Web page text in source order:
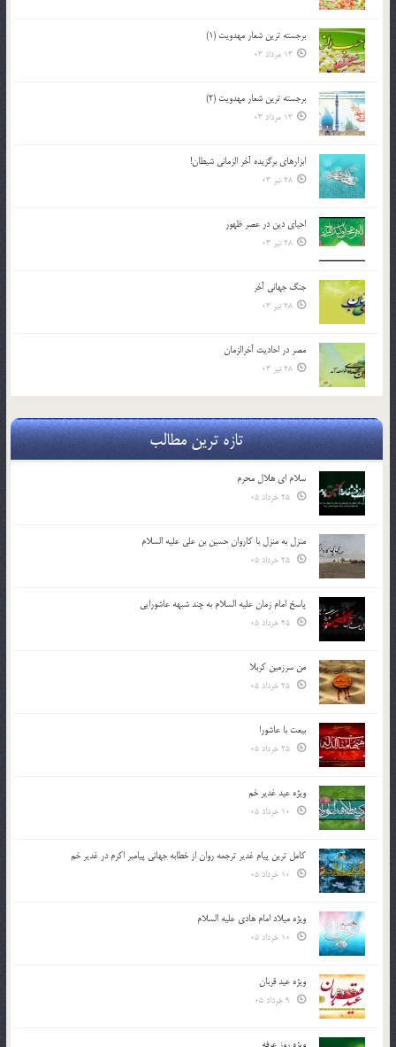
برجسته ترين شعار مهدويت (1)
13 مرداد 03
برجسته ترين شعار مهدويت (2)
13 مرداد 03
ابزارهاي برگزيده آخر الزماني شيطان!
28 تیر 03
احياي دين در عصر ظهور
28 تیر 03
جنگ جهاني آخر
28 تیر 03
مصر در احادیث آخرالزمان
28 تیر 03
تازه ترین مطالب
سلام ای هلال محرم
منزل به منزل با کاروان حسین بن علی علیه السلام
پاسخ امام زمان علیه السلام به چند شبهه عاشورایی
من سرزمین کربلا
بیعت با عاشورا
ویژه عید غدیر خم
کامل ترین پیام غدیر ترجمه روان از خطابه جهانی پیامبر اکرم در غدیر خم
ویژه میلاد امام هادی علیه السلام
ویژه عید قربان